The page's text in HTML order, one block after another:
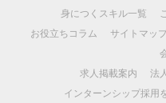
身につくスキル一覧
お役立ちコラム
サイトマッ
求人掲載案内
法
インターンシップ採用